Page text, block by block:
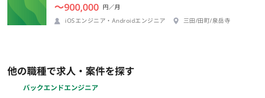
〜900,000 円／月
iOSエンジニア・Androidエンジニア
三田/田町/泉岳寺
他の職種で求人・案件を探す
バックエンドエンジニア